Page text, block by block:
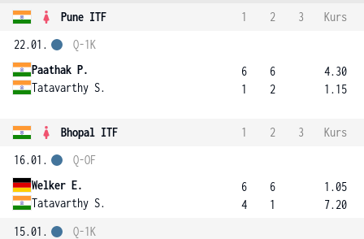
Pune ITF 1 2 3
Kurs
22.01.
Paathak P.
Tatavarthy S.
Q-1K
6
1
6
2
4.30
1.15
Bhopal ITF 1 2 3
Kurs
16.01.
Welker E.
Tatavarthy S.
Q-OF
6
4
6
1
1.05
7.20
15.01.
Q-1K